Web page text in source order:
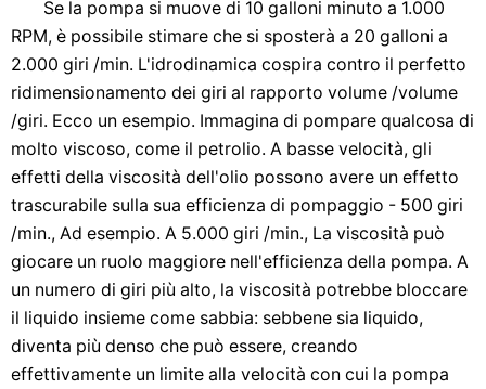
Se la pompa si muove di 10 galloni minuto a 1.000
RPM, è possibile stimare che si sposterà a 20 galloni a
2.000 giri /min. L'idrodinamica cospira contro il perfetto
ridimensionamento dei giri al rapporto volume /volume
/giri. Ecco un esempio. Immagina di pompare qualcosa di
molto viscoso, come il petrolio. A basse velocità, gli
effetti della viscosità dell'olio possono avere un effetto
trascurabile sulla sua efficienza di pompaggio - 500 giri
/min., Ad esempio. A 5.000 giri /min., La viscosità può
giocare un ruolo maggiore nell'efficienza della pompa. A
un numero di giri più alto, la viscosità potrebbe bloccare
il liquido insieme come sabbia: sebbene sia liquido,
diventa più denso che può essere, creando
effettivamente un limite alla velocità con cui la pompa